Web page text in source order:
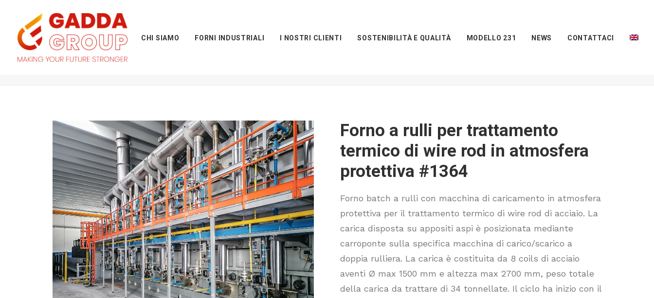
CHI SIAMO FORNI INDUSTRIALI I NOSTRI CLIENTI SOSTENIBILITÀ E QUALITÀ MODELLO 231 NEWS CONTATTACI
Forno a rulli per trattamento termico di wire rod in atmosfera protettiva #1364
Forno a rulli per trattamento
termico di wire rod in atmosfera
protettiva #1364
Forno batch a rulli con macchina di caricamento in atmosfera
protettiva per il trattamento termico di wire rod di acciaio. La
carica disposta su appositi aspi è posizionata mediante
carroponte sulla specifica macchina di carico/scarico a
doppia rulliera. La carica è costituita da 8 coils di acciaio
aventi Ø max 1500 mm e altezza max 2700 mm, peso totale
della carica da trattare di 34 tonnellate. Il ciclo ha inizio con il